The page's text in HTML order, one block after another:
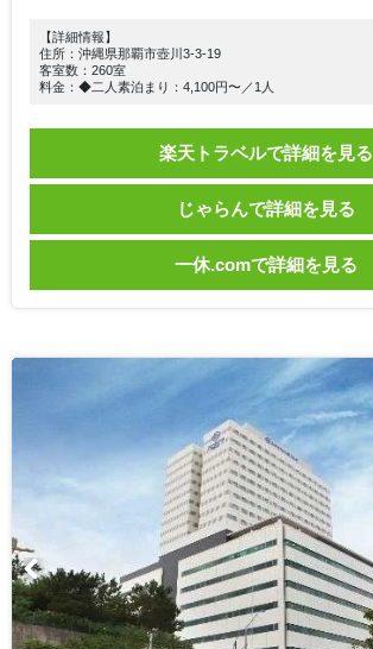
【詳細情報】
住所：沖縄県那覇市壺川3-3-19
客室数：260室
料金：◆二人素泊まり：4,100円〜／1人
楽天トラベルで詳細を見る
じゃらんで詳細を見る
一休.comで詳細を見る